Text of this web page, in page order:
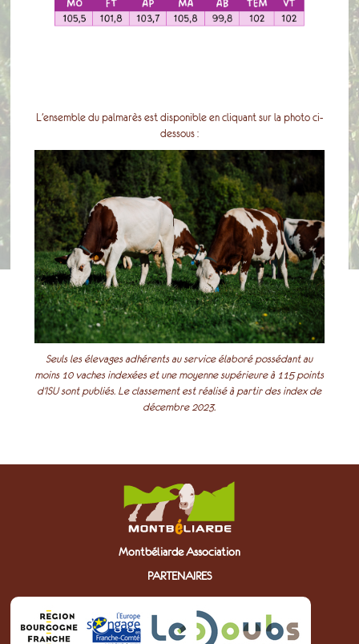
L’ensemble du palmarès est disponible en cliquant sur la photo ci-
dessous :
Seuls les élevages adhérents au service élaboré possédant au
moins 10 vaches indexées et une moyenne supérieure à 115 points
d’ISU sont publiés. Le classement est réalisé à partir des index de
décembre 2023.
Montbéliarde Association
PARTENAIRES